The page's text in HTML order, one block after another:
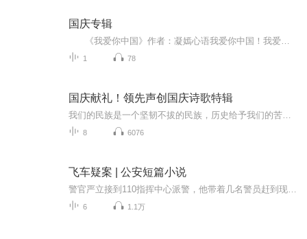
国庆专辑
1 78
国庆献礼！领先声创国庆诗歌特辑
8 6076
飞车疑案 | 公安短篇小说
6 1.1万